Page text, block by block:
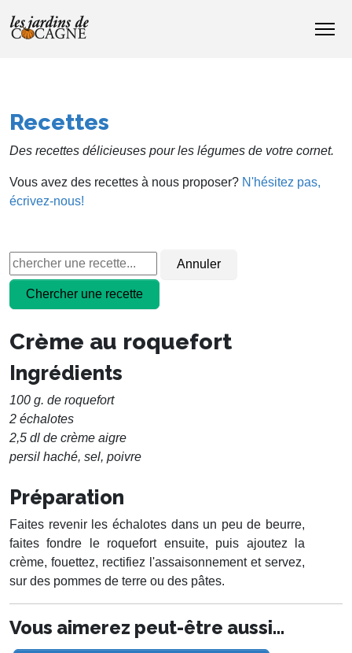
Recettes
Des recettes délicieuses pour les légumes de votre cornet.
Vous avez des recettes à nous proposer? N'hésitez pas,
écrivez-nous!
Crème au roquefort
Ingrédients
100 g. de roquefort
2 échalotes
2,5 dl de crème aigre
persil haché, sel, poivre
Préparation
Faites revenir les échalotes dans un peu de beurre,
faites fondre le roquefort ensuite, puis ajoutez la
crème, fouettez, rectifiez l'assaisonnement et servez,
sur des pommes de terre ou des pâtes.
Vous aimerez peut-être aussi...